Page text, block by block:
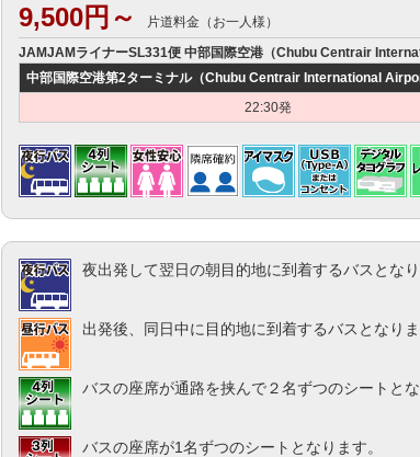
9,500円～ 片道料金（お一人様）
JAMJAMライナーSL331便 中部国際空港（Chubu Centrair
中部国際空港第2ターミナル（Chubu Centrair International
22:30発
夜出発して翌日の朝目的地に到着するバスとなり
出発後、同日中に目的地に到着するバスとなりま
バスの座席が通路を挟んで２名ずつのシートとな
バスの座席が1名ずつのシートとなります。